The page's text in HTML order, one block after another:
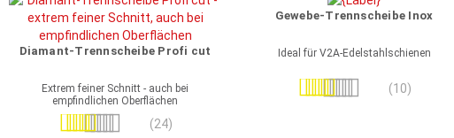
Diamant-Trennscheibe Profi cut
Extrem feiner Schnitt - auch bei
empfindlichen Oberflächen
Bewertung:
(24)
Gewebe-Trennscheibe Inox
Ideal für V2A-Edelstahlschienen
Bewertung: (10)